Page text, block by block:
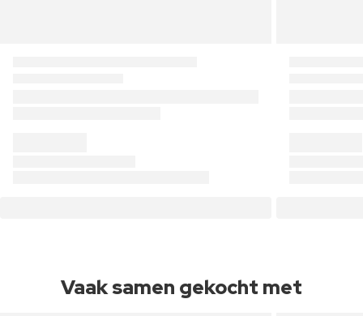
Vaak samen gekocht met